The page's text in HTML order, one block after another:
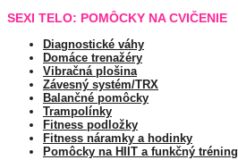
SEXI TELO: POMÔCKY NA CVIČENIE
Diagnostické váhy
Domáce trenažéry
Vibračná plošina
Závesný systém/TRX
Balančné pomôcky
Trampolínky
Fitness podložky
Fitness náramky a hodinky
Pomôcky na HIIT a funkčný tréning